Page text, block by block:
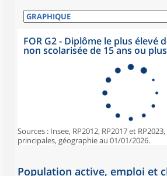
FOR G2 - Diplôme le plus élevé
non scolarisée de 15 ans ou
Sources : Insee, RP2012, RP2017 et
principales, géographie au 01/01/2026.
Population active, emploi et